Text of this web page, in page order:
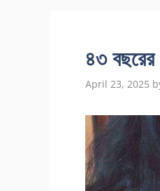
৪৩ বছরের
April 23, 2025